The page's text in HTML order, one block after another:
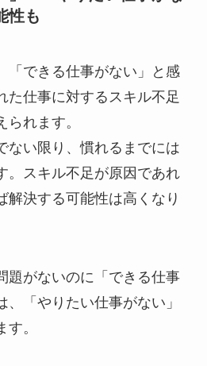
性も
「できる仕事がない」と感
た仕事に対するスキル不足
れます。
ない限り、慣れるまでには
。スキル不足が原因であれ
解決する可能性は高くなり
題がないのに「できる仕事
「やりたい仕事がない」
。